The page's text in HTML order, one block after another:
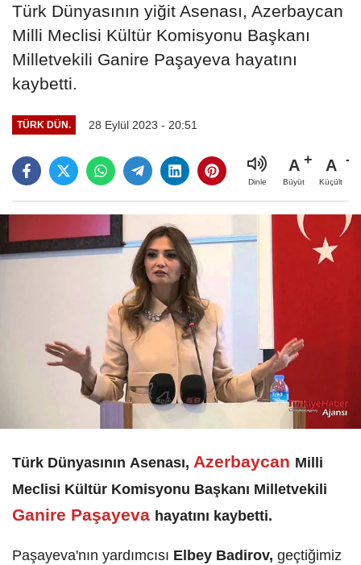
Türk Dünyasının yiğit Asenası, Azerbaycan
Milli Meclisi Kültür Komisyonu Başkanı
Milletvekili Ganire Paşayeva hayatını
kaybetti.
TÜRK DÜN. 28 Eylül 2023 - 20:51
Dinle
A
Büyüt
A
Küçült
Türk Dünyasının Asenası, Azerbaycan Milli
Meclisi Kültür Komisyonu Başkanı Milletvekili
Ganire Paşayeva hayatını kaybetti.
Paşayeva'nın yardımcısı Elbey Badirov, geçtiğimiz